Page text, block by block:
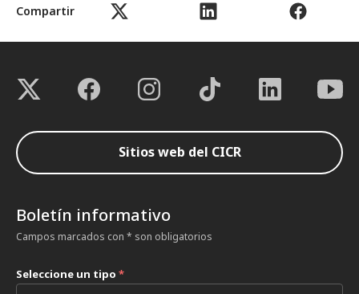
Compartir
Sitios web del CICR
Boletín informativo
Campos marcados con * son obligatorios
Seleccione un tipo *